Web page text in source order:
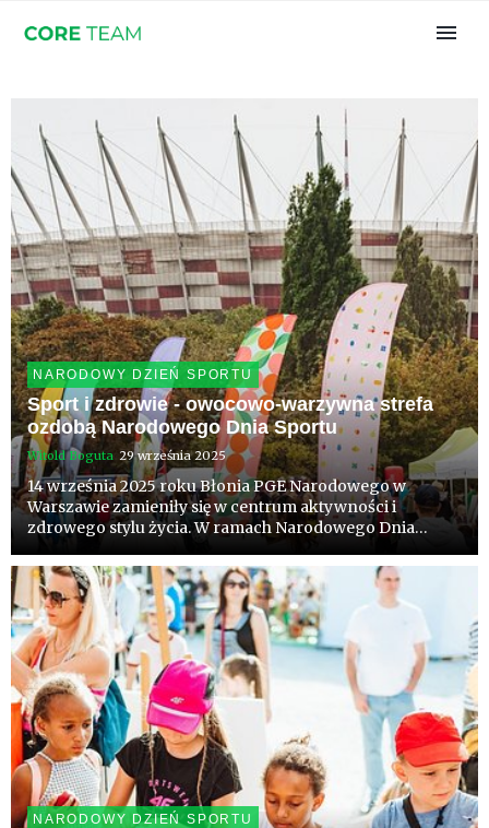
NARODOWY DZIEŃ SPORTU
Sport i zdrowie - owocowo-warzywna strefa
ozdobą Narodowego Dnia Sportu
Witold Boguta 29 września 2025
14 września 2025 roku Błonia PGE Narodowego w
Warszawie zamieniły się w centrum aktywności i
zdrowego stylu życia. W ramach Narodowego Dnia
gdzie polscy producenci prezentowali swoje produkty, a
odwiedzający mogli wziąć u...
NARODOWY DZIEŃ SPORTU